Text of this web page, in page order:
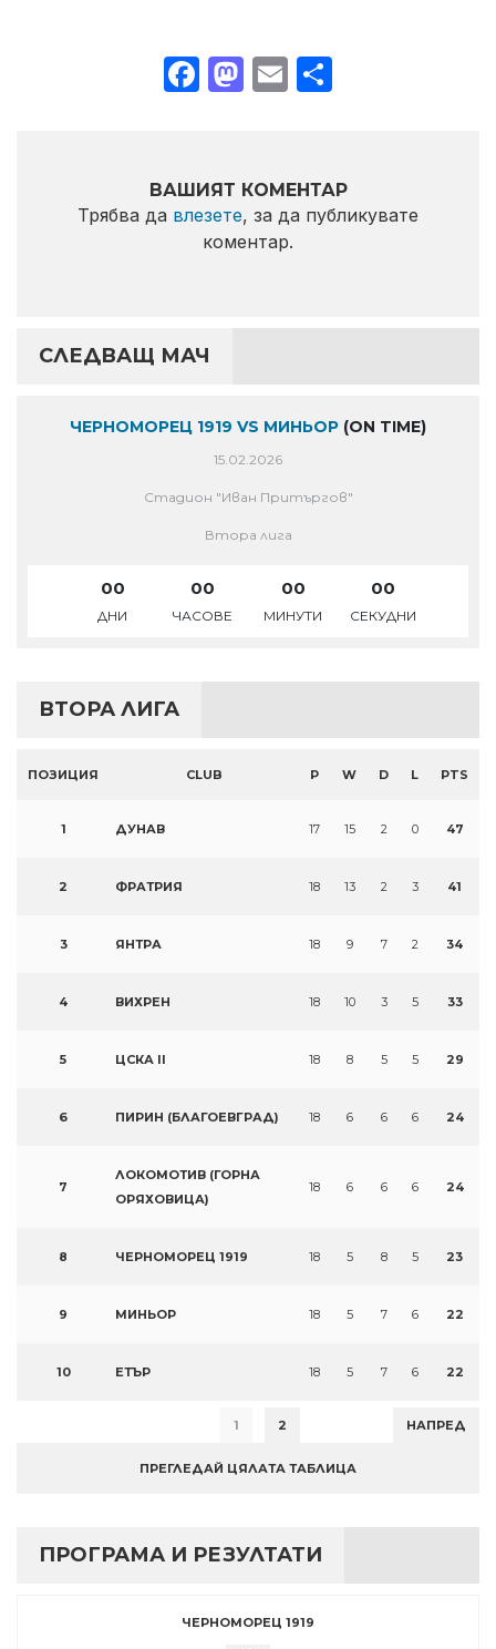
Facebook
Mastodon
Email
ВАШИЯТ КОМЕНТАР
Трябва да влезете, за да публикувате
коментар.
СЛЕДВАЩ МАЧ
ЧЕРНОМОРЕЦ 1919 VS МИНЬОР (ON TIME)
15.02.2026
Стадион "Иван Притъргов"
Втора лига
00
ДНИ
00
ЧАСОВЕ
00
МИНУТИ
00
СЕКУДНИ
ВТОРА ЛИГА
ПОЗИЦИЯ CLUB P W D L PTS
1 ДУНАВ 17 15 2 0 47
2 ФРАТРИЯ 18 13 2 3 41
3 ЯНТРА 18 9 7 2 34
4 ВИХРЕН 18 10 3 5 33
5 ЦСКА II 18 8 5 5 29
6 ПИРИН (БЛАГОЕВГРАД) 18 6 6 6 24
7
ЛОКОМОТИВ (ГОРНА
ОРЯХОВИЦА)
18 6 6 6 24
8 ЧЕРНОМОРЕЦ 1919 18 5 8 5 23
9 МИНЬОР 18 5 7 6 22
10 ЕТЪР 18 5 7 6 22
1 2 НАПРЕД
ПРЕГЛЕДАЙ ЦЯЛАТА ТАБЛИЦА
ПРОГРАМА И РЕЗУЛТАТИ
ЧЕРНОМОРЕЦ 1919